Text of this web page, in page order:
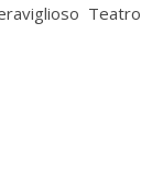
Teatro